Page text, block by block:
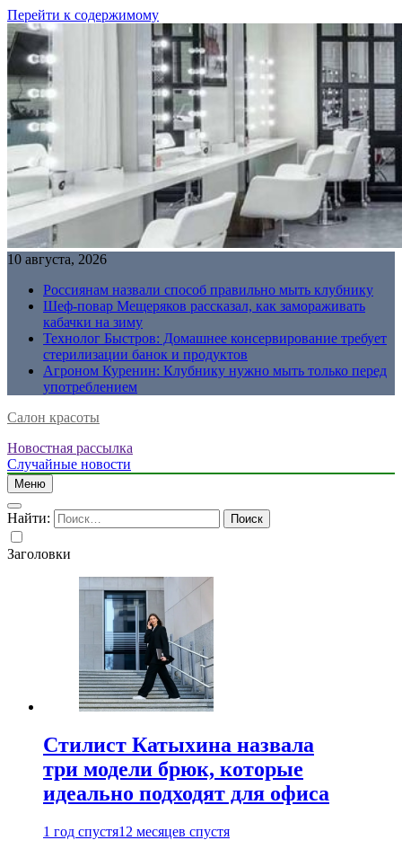
Перейти к содержимому
10 августа, 2026
Россиянам назвали способ правильно мыть клубнику
Шеф-повар Мещеряков рассказал, как замораживать
кабачки на зиму
Технолог Быстров: Домашнее консервирование требует
стерилизации банок и продуктов
Агроном Куренин: Клубнику нужно мыть только перед
употреблением
Салон красоты
Новостная рассылка
Случайные новости
Меню
Найти:
Заголовки
Стилист Катыхина назвала
три модели брюк, которые
идеально подходят для офиса
1 год спустя12 месяцев спустя